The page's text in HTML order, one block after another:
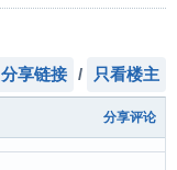
分享链接 / 只看楼主
分享评论